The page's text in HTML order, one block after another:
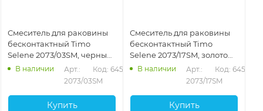
Смеситель для раковины
бесконтактный Timo
Selene 2073/03SM, черный
матовый
В наличии
Арт.:
2073/03SM
Код: 64535
Купить
Смеситель для раковины
бесконтактный Timo
Selene 2073/17SM, золото
матовое
В наличии
Арт.:
2073/17SM
Код: 64536
Купить